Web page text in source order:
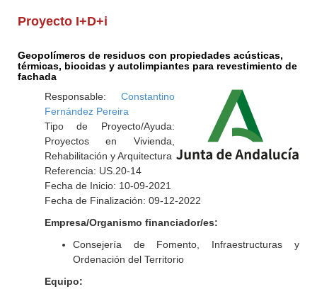
Proyecto I+D+i
Geopolímeros de residuos con propiedades acústicas,
térmicas, biocidas y autolimpiantes para revestimiento de
fachada
Responsable: Constantino
Fernández Pereira
Tipo de Proyecto/Ayuda:
Proyectos en Vivienda,
Rehabilitación y Arquitectura
Referencia: US.20-14
Fecha de Inicio: 10-09-2021
Fecha de Finalización: 09-12-2022
Empresa/Organismo financiador/es:
Consejería de Fomento, Infraestructuras y
Ordenación del Territorio
Equipo: